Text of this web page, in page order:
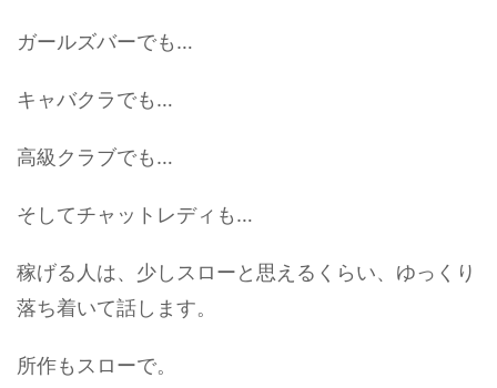
ガールズバーでも…
キャバクラでも…
高級クラブでも…
そしてチャットレディも…
稼げる人は、少しスローと思えるくらい、ゆっくり
落ち着いて話します。
所作もスローで。